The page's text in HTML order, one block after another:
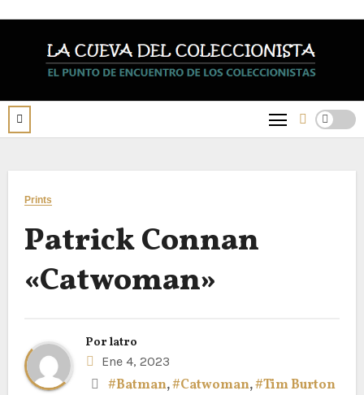
contenido
Prints
Patrick Connan
«Catwoman»
Por latro
Ene 4, 2023
#Batman,#Catwoman,#Tim Burton